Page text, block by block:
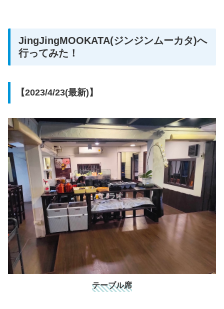
JingJingMOOKATA(ジンジンムーカタ)へ
行ってみた！
【2023/4/23(最新)】
テーブル席